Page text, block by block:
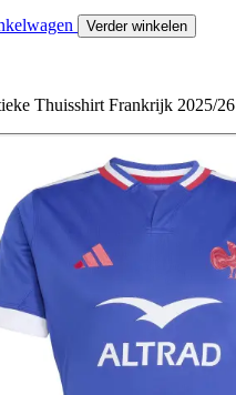
Verder winkelen
Thuisshirt Frankrijk 2025/26